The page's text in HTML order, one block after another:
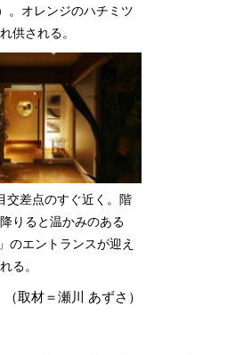
。オレンジのハチミツ
供される。
交差点のすぐ近く。階
りると温かみのある
のエントランスが迎え
る。
（取材＝瀬川 あずさ）